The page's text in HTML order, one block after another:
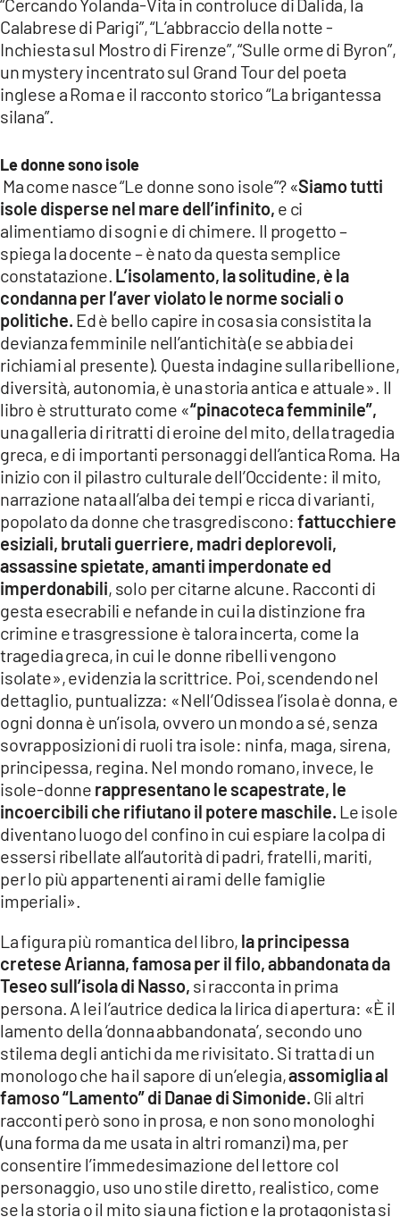
Calabrese di Parigi”, “L’abbraccio della notte -
Inchiesta sul Mostro di Firenze”, “Sulle orme di Byron”,
un mystery incentrato sul Grand Tour del poeta
inglese a Roma e il racconto storico “La brigantessa
silana”.
Le donne sono isole
Ma come nasce “Le donne sono isole”? «Siamo tutti
isole disperse nel mare dell’infinito, e ci
alimentiamo di sogni e di chimere. Il progetto –
spiega la docente – è nato da questa semplice
constatazione. L’isolamento, la solitudine, è la
condanna per l’aver violato le norme sociali o
politiche. Ed è bello capire in cosa sia consistita la
devianza femminile nell’antichità (e se abbia dei
richiami al presente). Questa indagine sulla ribellione,
diversità, autonomia, è una storia antica e attuale». Il
libro è strutturato come «“pinacoteca femminile”,
una galleria di ritratti di eroine del mito, della tragedia
greca, e di importanti personaggi dell’antica Roma. Ha
inizio con il pilastro culturale dell’Occidente: il mito,
narrazione nata all’alba dei tempi e ricca di varianti,
popolato da donne che trasgrediscono: fattucchiere
esiziali, brutali guerriere, madri deplorevoli,
assassine spietate, amanti imperdonate ed
imperdonabili, solo per citarne alcune. Racconti di
gesta esecrabili e nefande in cui la distinzione fra
crimine e trasgressione è talora incerta, come la
tragedia greca, in cui le donne ribelli vengono
isolate», evidenzia la scrittrice. Poi, scendendo nel
dettaglio, puntualizza: «Nell’Odissea l’isola è donna, e
ogni donna è un’isola, ovvero un mondo a sé, senza
sovrapposizioni di ruoli tra isole: ninfa, maga, sirena,
principessa, regina. Nel mondo romano, invece, le
isole-donne rappresentano le scapestrate, le
incoercibili che rifiutano il potere maschile. Le isole
diventano luogo del confino in cui espiare la colpa di
essersi ribellate all’autorità di padri, fratelli, mariti,
per lo più appartenenti ai rami delle famiglie
imperiali».
La figura più romantica del libro, la principessa
cretese Arianna, famosa per il filo, abbandonata da
Teseo sull’isola di Nasso, si racconta in prima
persona. A lei l’autrice dedica la lirica di apertura: «È il
lamento della ‘donna abbandonata’, secondo uno
stilema degli antichi da me rivisitato. Si tratta di un
monologo che ha il sapore di un’elegia,assomiglia al
famoso “Lamento” di Danae di Simonide. Gli altri
racconti però sono in prosa, e non sono monologhi
(una forma da me usata in altri romanzi) ma, per
consentire l’immedesimazione del lettore col
personaggio, uso uno stile diretto, realistico, come
se la storia o il mito sia una fiction e la protagonista si